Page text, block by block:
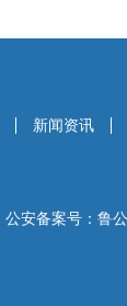
新闻资讯
公安备案号：鲁